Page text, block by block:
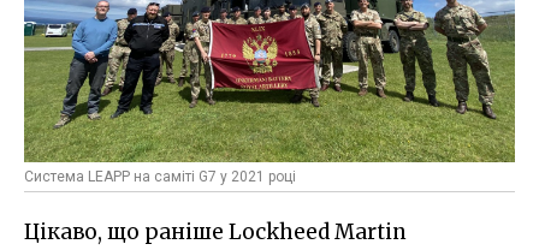
Система LEAPP на саміті G7 у 2021 році
Цікаво, що раніше Lockheed Martin